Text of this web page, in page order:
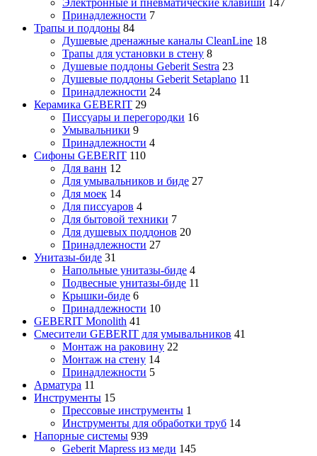
Электронные и пневматические клавиши 147
Принадлежности 7
Трапы и поддоны 84
Душевые дренажные каналы CleanLine 18
Трапы для установки в стену 8
Душевые поддоны Geberit Sestra 23
Душевые поддоны Geberit Setaplano 11
Принадлежности 24
Керамика GEBERIT 29
Писсуары и перегородки 16
Умывальники 9
Принадлежности 4
Сифоны GEBERIT 110
Для ванн 12
Для умывальников и биде 27
Для моек 14
Для писсуаров 4
Для бытовой техники 7
Для душевых поддонов 20
Принадлежности 27
Унитазы-биде 31
Напольные унитазы-биде 4
Подвесные унитазы-биде 11
Крышки-биде 6
Принадлежности 10
GEBERIT Monolith 41
Смесители GEBERIT для умывальников 41
Монтаж на раковину 22
Монтаж на стену 14
Принадлежности 5
Арматура 11
Инструменты 15
Прессовые инструменты 1
Инструменты для обработки труб 14
Напорные системы 939
Geberit Mapress из меди 145